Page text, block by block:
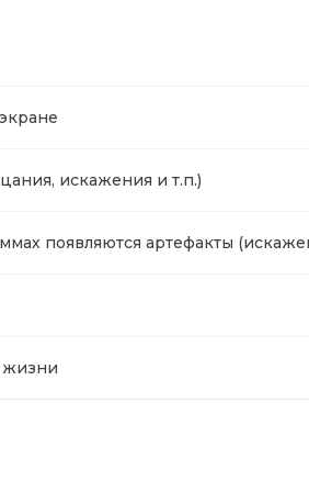
искажения и т.п.)
появляются артефакты
жизни